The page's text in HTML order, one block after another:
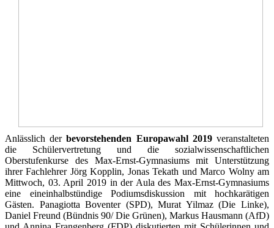
Anlässlich derbevorstehenden Europawahl 2019veranstalteten
die Schülervertretung und die sozialwissenschaftlichen
Oberstufenkurse des Max-Ernst-Gymnasiums mit Unterstützung
ihrer Fachlehrer Jörg Kopplin, Jonas Tekath und Marco Wolny am
Mittwoch, 03. April 2019 in der Aula des Max-Ernst-Gymnasiums
eine eineinhalbstündige Podiumsdiskussion mit hochkarätigen
Gästen. Panagiotta Boventer (SPD), Murat Yilmaz (Die Linke),
Daniel Freund (Bündnis 90/ Die Grünen), Markus Hausmann (AfD)